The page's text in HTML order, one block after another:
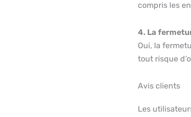
compris les
4. La
Oui, la
tout risque
Avis clients
Les